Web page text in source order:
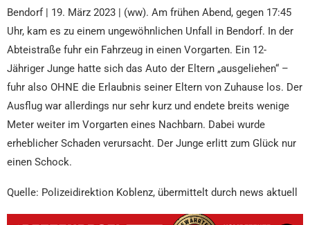
Bendorf | 19. März 2023 | (ww). Am frühen Abend, gegen 17:45
Uhr, kam es zu einem ungewöhnlichen Unfall in Bendorf. In der
Abteistraße fuhr ein Fahrzeug in einen Vorgarten. Ein 12-
Jähriger Junge hatte sich das Auto der Eltern „ausgeliehen“ –
fuhr also OHNE die Erlaubnis seiner Eltern von Zuhause los. Der
Ausflug war allerdings nur sehr kurz und endete breits wenige
Meter weiter im Vorgarten eines Nachbarn. Dabei wurde
erheblicher Schaden verursacht. Der Junge erlitt zum Glück nur
einen Schock.
Quelle: Polizeidirektion Koblenz, übermittelt durch news aktuell